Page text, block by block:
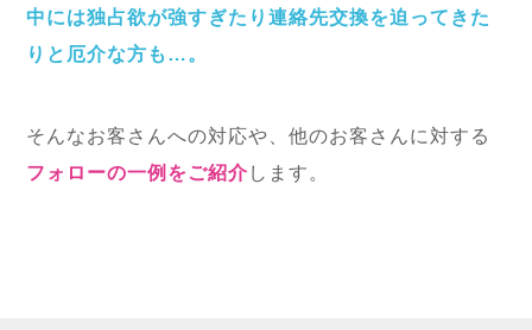
中には独占欲が強すぎたり連絡先交換を迫ってきた
りと厄介な方も…。
そんなお客さんへの対応や、他のお客さんに対する
フォローの一例をご紹介 します。